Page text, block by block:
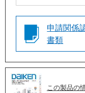
申請関係
書類
この製品の